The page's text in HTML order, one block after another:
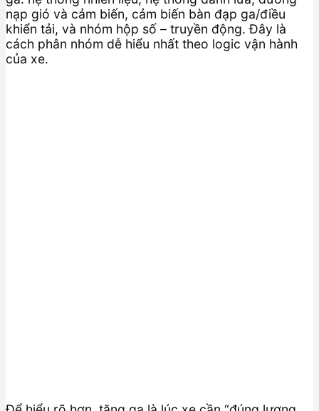
nạp gió và cảm biến, cảm biến bàn đạp ga/điều
khiển tải, và nhóm hộp số – truyền động. Đây là
cách phân nhóm dễ hiểu nhất theo logic vận hành
của xe.